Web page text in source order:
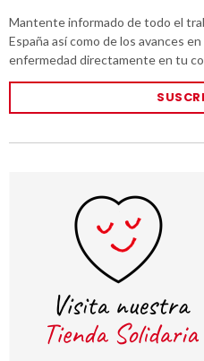
Mantente informado de todo el
España así como de los avances
enfermedad directamente en tu